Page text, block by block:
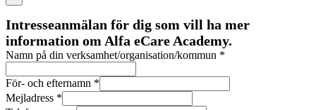
Intresseanmälan för dig som vill ha mer
information om Alfa eCare Academy.
Namn på din verksamhet/organisation/kommun *
För- och efternamn *
Mejladress *